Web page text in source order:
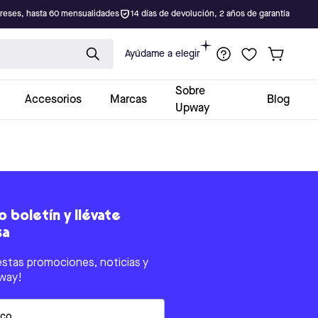
hasta 60 mensualidades 14 días de devolución, 2 años de garantía
Ayúdame a elegir
Accesorios Marcas
Sobre
Upway
Blog
boletín y llévate
promociones, noticias y